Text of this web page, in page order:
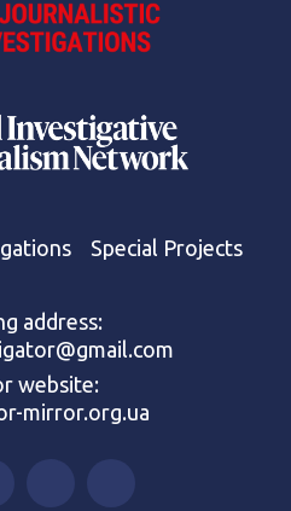
Special Projects
address:
website:
mirror.org.ua